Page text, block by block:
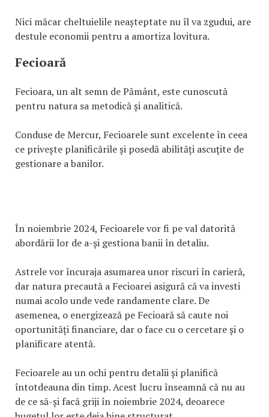
Nici măcar cheltuielile neașteptate nu îl va zgudui, are
destule economii pentru a amortiza lovitura.
Fecioară
Fecioara, un alt semn de Pământ, este cunoscută
pentru natura sa metodică și analitică.
Conduse de Mercur, Fecioarele sunt excelente în ceea
ce privește planificările și posedă abilități ascuțite de
gestionare a banilor.
În noiembrie 2024, Fecioarele vor fi pe val datorită
abordării lor de a-şi gestiona banii în detaliu.
Astrele vor încuraja asumarea unor riscuri în carieră,
dar natura precaută a Fecioarei asigură că va investi
numai acolo unde vede randamente clare. De
asemenea, o energizează pe Fecioară să caute noi
oportunități financiare, dar o face cu o cercetare și o
planificare atentă.
Fecioarele au un ochi pentru detalii și planifică
întotdeauna din timp. Acest lucru înseamnă că nu au
de ce să-și facă griji în noiembrie 2024, deoarece